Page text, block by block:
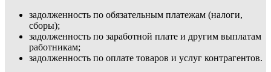
задолженность по обязательным платежам (налоги,
сборы);
задолженность по заработной плате и другим выплатам
работникам;
задолженность по оплате товаров и услуг контрагентов.